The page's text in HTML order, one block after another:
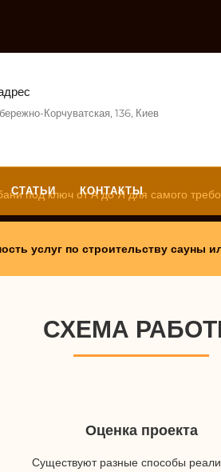
Корчуватская, 136, Киев
СТАТЬИ КОНТАКТЫ
ПОЛНЫЙ
«САУНА
ПОЛУЧИ
под ключ от А до Я для самого
услуг по строительству сауны
СХЕМА
Оценка проекта
Существуют разные способы